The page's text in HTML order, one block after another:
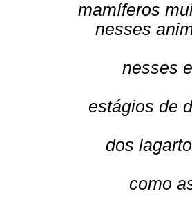
mamíferos
nesses
nesses
estágios de
dos
como